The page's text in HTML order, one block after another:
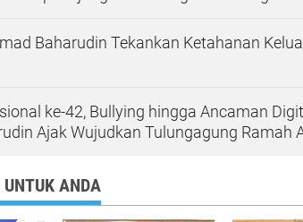
Baharudin Tekankan Ketahanan
ke-42, Bullying hingga Ancaman
Ajak Wujudkan Tulungagung Ramah
UNTUK ANDA